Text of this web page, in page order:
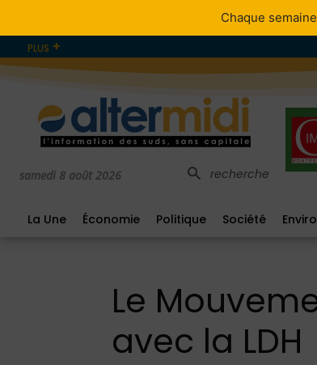
PLUS
samedi 8 août 2026 recherche
La Une Économie Politique Société
Le
avec la LDH
Chaque